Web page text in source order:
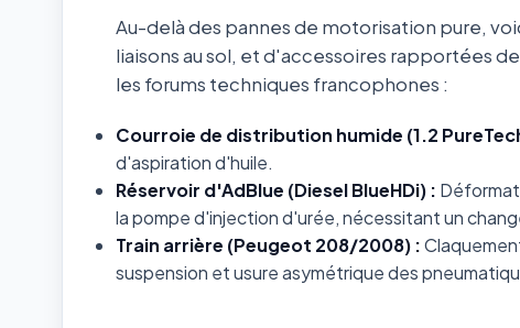
Au-delà des pannes de motorisation pure,
liaisons au sol, et d'accessoires rapportées
les forums techniques francophones :
Courroie de distribution humide (1.2
d'aspiration d'huile.
Réservoir d'AdBlue (Diesel BlueHDi) :
la pompe d'injection d'urée, nécessitant un
Train arrière (Peugeot 208/2008) :
suspension et usure asymétrique des